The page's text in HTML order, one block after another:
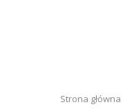
Strona główna